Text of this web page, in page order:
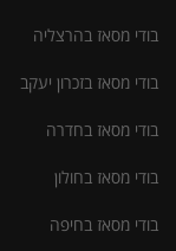
בודי מסאז בהרצליה
בודי מסאז בזכרון יעקב
בודי מסאז בחדרה
בודי מסאז בחולון
בודי מסאז בחיפה